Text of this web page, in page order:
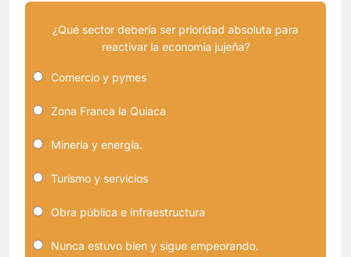
¿Qué sector debería ser prioridad absoluta para
reactivar la economía jujeña?
Comercio y pymes
Zona Franca la Quiaca
Minería y energía.
Turismo y servicios
Obra pública e infraestructura
Nunca estuvo bien y sigue empeorando.